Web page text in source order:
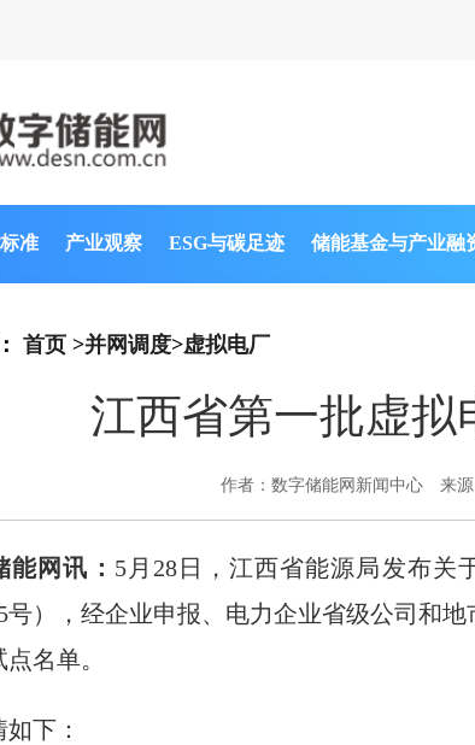
准 产业观察 ESG与碳足迹 储能基金与产业融
首页 >并网调度>虚拟电厂
江西省第一批虚拟
作者：数字储能网新闻中心 来
能网讯： 5月28日，江西省能源局发布关
号），经企业申报、电力企业省级公司和
名单。
下：